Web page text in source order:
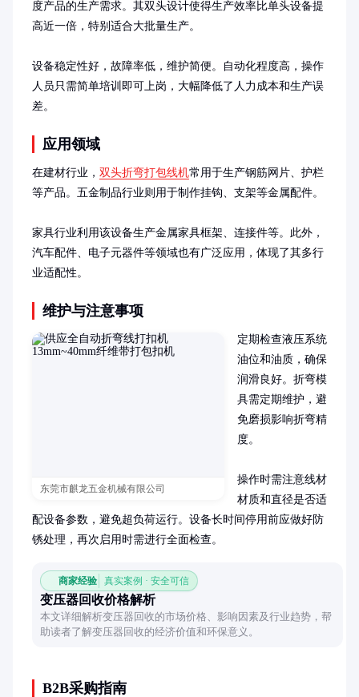
度产品的生产需求。其双头设计使得生产效率比单头设备提
高近一倍，特别适合大批量生产。
设备稳定性好，故障率低，维护简便。自动化程度高，操作
人员只需简单培训即可上岗，大幅降低了人力成本和生产误
差。
应用领域
在建材行业， 双头折弯打包线机常用于生产钢筋网片、护栏
等产品。五金制品行业则用于制作挂钩、支架等金属配件。
家具行业利用该设备生产金属家具框架、连接件等。此外，
汽车配件、电子元器件等领域也有广泛应用，体现了其多行
业适配性。
维护与注意事项
东莞市麒龙五金机械有限公司
定期检查液压系统
油位和油质，确保
润滑良好。折弯模
具需定期维护，避
免磨损影响折弯精
度。
操作时需注意线材
材质和直径是否适
配设备参数，避免超负荷运行。设备长时间停用前应做好防
锈处理，再次启用时需进行全面检查。
商家经验 真实案例 · 安全可信
变压器回收价格解析
本文详细解析变压器回收的市场价格、影响因素及行业趋势，帮
助读者了解变压器回收的经济价值和环保意义。
B2B采购指南